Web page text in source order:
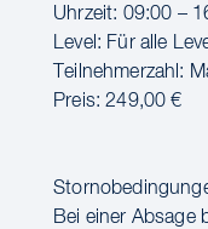
Uhrzeit: 09:00 –
Level: Für alle
Teilnehmerzahl:
Preis: 249,00 €
Bei einer Absage